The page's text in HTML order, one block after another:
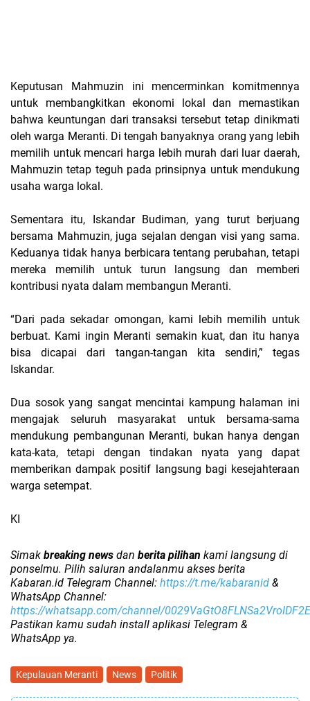
Keputusan Mahmuzin ini mencerminkan komitmennya
untuk membangkitkan ekonomi lokal dan memastikan
bahwa keuntungan dari transaksi tersebut tetap dinikmati
oleh warga Meranti. Di tengah banyaknya orang yang lebih
memilih untuk mencari harga lebih murah dari luar daerah,
Mahmuzin tetap teguh pada prinsipnya untuk mendukung
usaha warga lokal.
Sementara itu, Iskandar Budiman, yang turut berjuang
bersama Mahmuzin, juga sejalan dengan visi yang sama.
Keduanya tidak hanya berbicara tentang perubahan, tetapi
mereka memilih untuk turun langsung dan memberi
kontribusi nyata dalam membangun Meranti.
“Dari pada sekadar omongan, kami lebih memilih untuk
berbuat. Kami ingin Meranti semakin kuat, dan itu hanya
bisa dicapai dari tangan-tangan kita sendiri,” tegas
Iskandar.
Dua sosok yang sangat mencintai kampung halaman ini
mengajak seluruh masyarakat untuk bersama-sama
mendukung pembangunan Meranti, bukan hanya dengan
kata-kata, tetapi dengan tindakan nyata yang dapat
memberikan dampak positif langsung bagi kesejahteraan
warga setempat.
KI
Simak breaking news dan berita pilihan kami langsung di
ponselmu. Pilih saluran andalanmu akses berita
Kabaran.id Telegram Channel: https://t.me/kabaranid &
WhatsApp Channel:
https://whatsapp.com/channel/0029VaGtO8FLNSa2VroIDF2E
Pastikan kamu sudah install aplikasi Telegram &
WhatsApp ya.
Kepulauan Meranti News Politik